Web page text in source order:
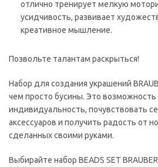
отлично тренирует мелкую
усидчивость, развивает
креативное мышление.
Позвольте талантам раскрыться!
Набор для создания украшений
чем просто бусины. Это
индивидуальность, почувствовать
аксессуаров и получить радость от
сделанных своими руками.
Выбирайте набор BEADS SET